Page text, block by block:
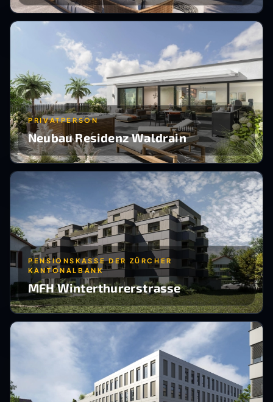
PRIVATPERSON
Neubau Residenz Waldrain
PENSIONSKASSE DER ZÜRCHER
KANTONALBANK
MFH Winterthurerstrasse